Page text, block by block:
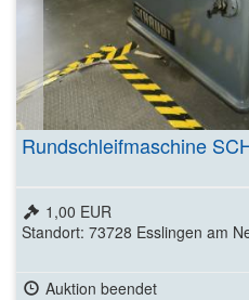
Rundschleifmaschine
1,00 EUR
Standort: 73728 Esslingen am
Auktion beendet